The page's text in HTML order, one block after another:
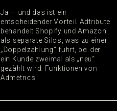
Ja — und das ist ein
entscheidender Vorteil. Adtribute
behandelt Shopify und Amazon
als separate Silos, was zu einer
„Doppelzählung“ führt, bei der
ein Kunde zweimal als „neu“
gezählt wird. Funktionen von
Admetrics